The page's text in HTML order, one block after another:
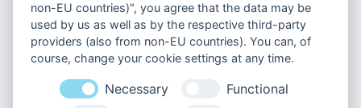
Fallstudien
Blog
Kontakt
non-EU countries)", you agree that the data may be
used by us as well as by the respective third-party
providers (also from non-EU countries). You can, of
course, change your cookie settings at any time.
Necessary
Functional